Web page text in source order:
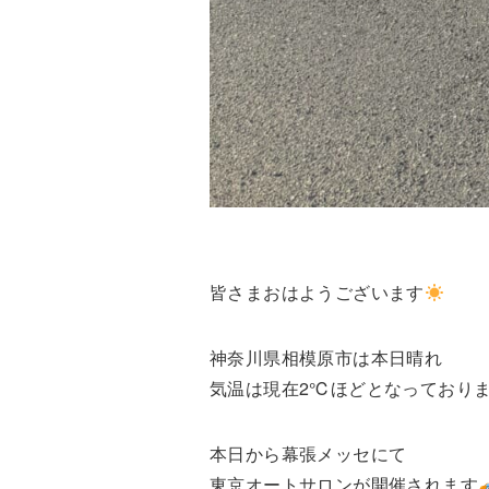
皆さまおはようございます
神奈川県相模原市は本日晴れ
気温は現在2℃ほどとなっており
本日から幕張メッセにて